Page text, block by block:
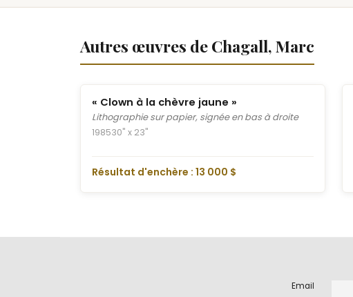
Autres œuvres de Chagall, Marc
« Clown à la chèvre jaune »
Lithographie sur papier, signée en bas à droite
198530" x 23"
Résultat d'enchère : 13 000 $
Email